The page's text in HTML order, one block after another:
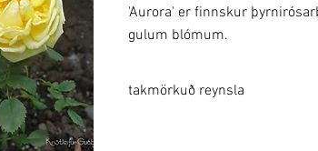
'Aurora' er finnskur
gulum blómum.
takmörkuð reynsla